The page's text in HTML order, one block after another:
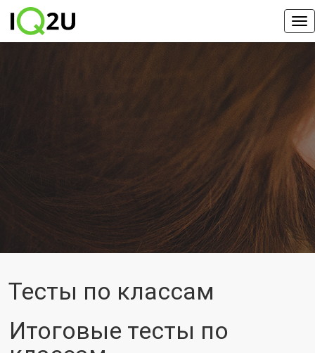
Тесты по классам
Итоговые тесты по